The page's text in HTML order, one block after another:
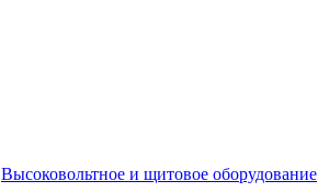
Высоковольтное и щитовое оборудование